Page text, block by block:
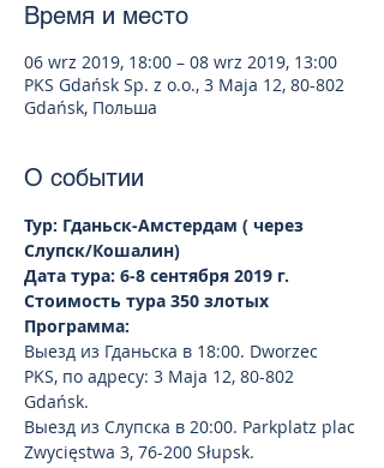
Время и место
06 wrz 2019, 18:00 – 08 wrz 2019, 13:00
PKS Gdańsk Sp. z o.o., 3 Maja 12, 80-802
Gdańsk, Польша
О событии
Тур: Гданьск-Амстердам ( через
Слупск/Кошалин)
Дата тура: 6-8 сентября 2019 г.
Стоимость тура 350 злотых
Программа:
Выезд из Гданьска в 18:00. Dworzec
PKS, по адресу: 3 Maja 12, 80-802
Gdańsk.
Выезд из Слупска в 20:00. Parkplatz plac
Zwycięstwa 3, 76-200 Słupsk.